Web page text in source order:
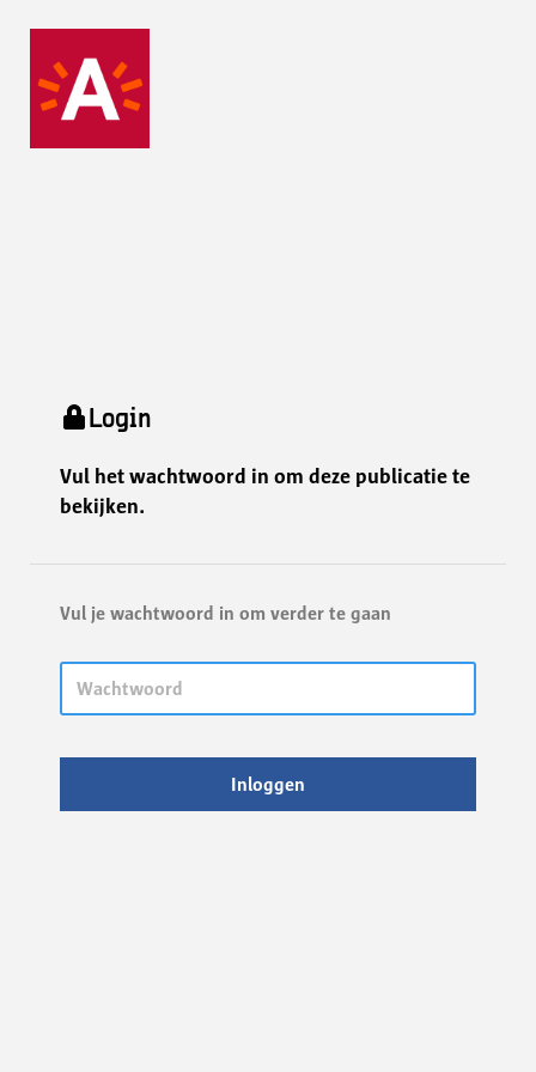
Login
Vul het wachtwoord in om deze publicatie te
bekijken.
Vul je wachtwoord in om verder te gaan